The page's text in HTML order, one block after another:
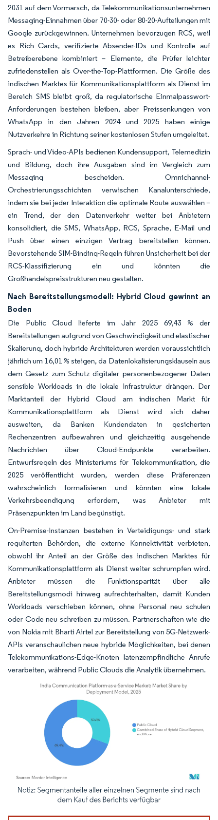
2031 auf dem Vormarsch, da Telekommunikationsunternehmen
Messaging-Einnahmen über 70-30- oder 80-20-Aufteilungen mit
Google zurückgewinnen. Unternehmen bevorzugen RCS, weil
es Rich Cards, verifizierte Absender-IDs und Kontrolle auf
Betreiberebene kombiniert – Elemente, die Prüfer leichter
zufriedenstellen als Over-the-Top-Plattformen. Die Größe des
indischen Marktes für Kommunikationsplattform als Dienst im
Bereich SMS bleibt groß, da regulatorische Einmalpasswort-
Anforderungen bestehen bleiben, aber Preissenkungen von
WhatsApp in den Jahren 2024 und 2025 haben einige
Nutzverkehre in Richtung seiner kostenlosen Stufen umgeleitet.
Sprach- und Video-APIs bedienen Kundensupport, Telemedizin
und Bildung, doch ihre Ausgaben sind im Vergleich zum
Messaging bescheiden. Omnichannel-
Orchestrierungsschichten verwischen Kanalunterschiede,
indem sie bei jeder Interaktion die optimale Route auswählen –
ein Trend, der den Datenverkehr weiter bei Anbietern
konsolidiert, die SMS, WhatsApp, RCS, Sprache, E-Mail und
Push über einen einzigen Vertrag bereitstellen können.
Bevorstehende SIM-Binding-Regeln führen Unsicherheit bei der
RCS-Klassifizierung ein und könnten die
Großhandelspreisstrukturen neu gestalten.
Nach Bereitstellungsmodell: Hybrid Cloud gewinnt an
Boden
Die Public Cloud lieferte im Jahr 2025 69,43 % der
Bereitstellungen aufgrund von Geschwindigkeit und elastischer
Skalierung, doch hybride Architekturen werden voraussichtlich
jährlich um 16,01 % steigen, da Datenlokalisierungsklauseln aus
dem Gesetz zum Schutz digitaler personenbezogener Daten
sensible Workloads in die lokale Infrastruktur drängen. Der
Marktanteil der Hybrid Cloud am indischen Markt für
Kommunikationsplattform als Dienst wird sich daher
ausweiten, da Banken Kundendaten in gesicherten
Rechenzentren aufbewahren und gleichzeitig ausgehende
Nachrichten über Cloud-Endpunkte verarbeiten.
Entwurfsregeln des Ministeriums für Telekommunikation, die
2025 veröffentlicht wurden, werden diese Präferenzen
wahrscheinlich formalisieren und könnten eine lokale
Verkehrsbeendigung erfordern, was Anbieter mit
Präsenzpunkten im Land begünstigt.
On-Premise-Instanzen bestehen in Verteidigungs- und stark
regulierten Behörden, die externe Konnektivität verbieten,
obwohl ihr Anteil an der Größe des indischen Marktes für
Kommunikationsplattform als Dienst weiter schrumpfen wird.
Anbieter müssen die Funktionsparität über alle
Bereitstellungsmodi hinweg aufrechterhalten, damit Kunden
Workloads verschieben können, ohne Personal neu schulen
oder Code neu schreiben zu müssen. Partnerschaften wie die
von Nokia mit Bharti Airtel zur Bereitstellung von 5G-Netzwerk-
APIs veranschaulichen neue hybride Möglichkeiten, bei denen
Telekommunikations-Edge-Knoten latenzempfindliche Anrufe
verarbeiten, während Public Clouds die Analytik übernehmen.
Bild © Mordor Intelligence. Wiederverwendung erfordert Namensnennung